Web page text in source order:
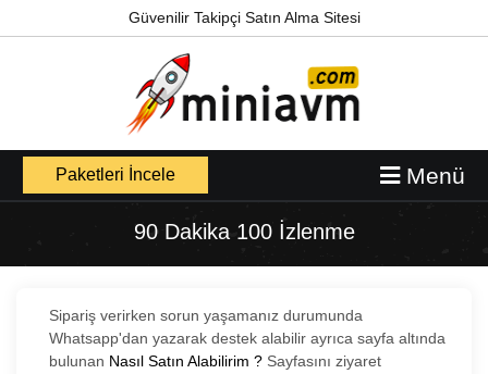
Güvenilir Takipçi Satın Alma Sitesi
Menü
Paketleri İncele
90 Dakika 100 İzlenme
Sipariş verirken sorun yaşamanız durumunda
Whatsapp'dan yazarak destek alabilir ayrıca sayfa altında
bulunan Nasıl Satın Alabilirim ? Sayfasını ziyaret